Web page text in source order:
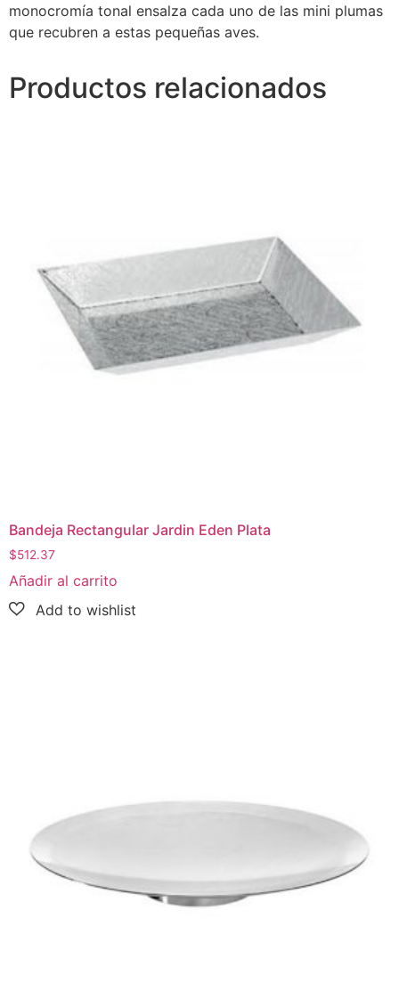
monocromía tonal ensalza cada uno de las mini plumas
que recubren a estas pequeñas aves.
Productos relacionados
Bandeja Rectangular Jardin Eden Plata
$512.37
Añadir al carrito